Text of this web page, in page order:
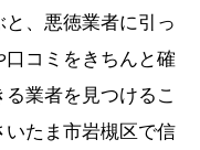
、悪徳業者に引っ
コミをきちんと確
業者を見つけるこ
たま市岩槻区で信